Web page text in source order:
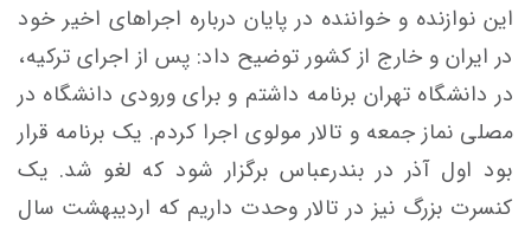
این نوازنده و خواننده در پایان درباره اجراهای اخیر خود
در ایران و خارج از کشور توضیح داد: پس از اجرای ترکیه،
در دانشگاه تهران برنامه داشتم و برای ورودی دانشگاه در
مصلی نماز جمعه و تالار مولوی اجرا کردم. یک برنامه قرار
بود اول آذر در بندرعباس برگزار شود که لغو شد. یک
کنسرت بزرگ نیز در تالار وحدت داریم که اردیبهشت سال